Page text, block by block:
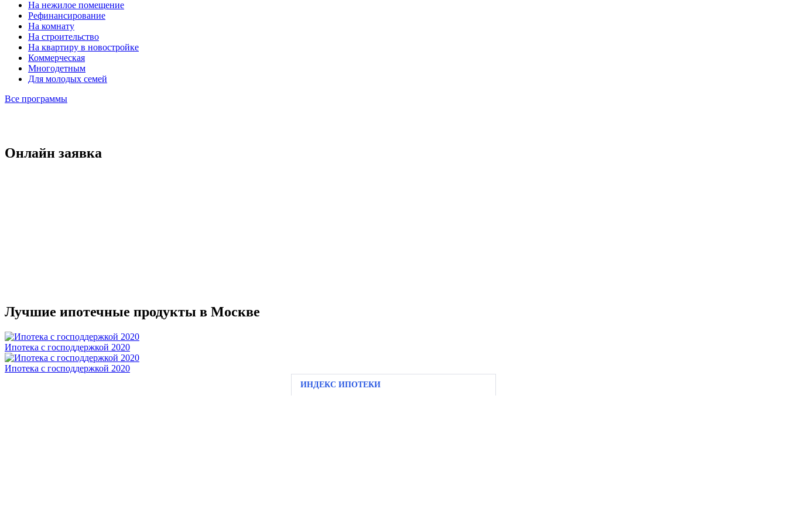
На нежилое помещение
Рефинансирование
На комнату
На строительство
На квартиру в новостройке
Коммерческая
Многодетным
Для молодых семей
Все программы
Онлайн заявка
Лучшие ипотечные продукты в Москве
Ипотека с господдержкой 2020
Ипотека с господдержкой 2020
ИНДЕКС ИПОТЕКИ